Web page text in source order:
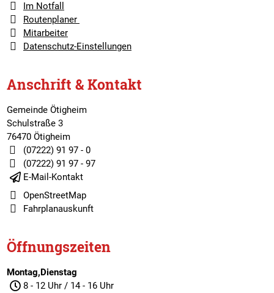
Im Notfall
Routenplaner
Mitarbeiter
Datenschutz-Einstellungen
Anschrift & Kontakt
Gemeinde Ötigheim
Schulstraße 3
76470 Ötigheim
(07222) 91 97 - 0
(07222) 91 97 - 97
E-Mail-Kontakt
OpenStreetMap
Fahrplanauskunft
Öffnungszeiten
Montag,Dienstag
8 - 12 Uhr / 14 - 16 Uhr